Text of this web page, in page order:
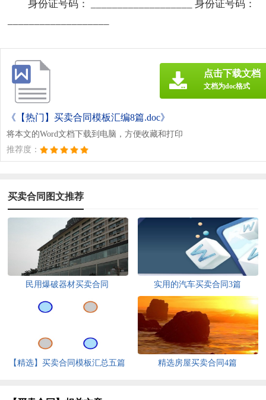
身份证号码： ___________________ 身份证号码：
《【热门】买卖合同模板汇编8篇.doc》
将本文的Word文档下载到电脑，方便收藏和打印
推荐度：
点击下载文档
文档为doc格式
买卖合同图文推荐
民用爆破器材买卖合同 实用的汽车买卖合同3篇
【精选】买卖合同模板汇总五篇 精选房屋买卖合同4篇